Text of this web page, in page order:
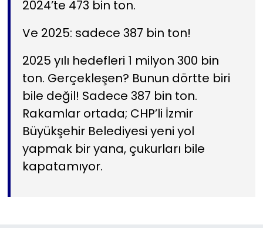
2024’te 473 bin ton.
Ve 2025: sadece 387 bin ton!
2025 yılı hedefleri 1 milyon 300 bin
ton. Gerçekleşen? Bunun dörtte biri
bile değil! Sadece 387 bin ton.
Rakamlar ortada; CHP’li İzmir
Büyükşehir Belediyesi yeni yol
yapmak bir yana, çukurları bile
kapatamıyor.